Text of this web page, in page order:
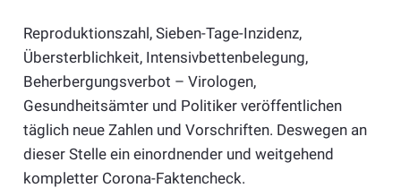
Reproduktionszahl, Sieben-Tage-Inzidenz,
Übersterblichkeit, Intensivbettenbelegung,
Beherbergungsverbot – Virologen,
Gesundheitsämter und Politiker veröffentlichen
täglich neue Zahlen und Vorschriften. Deswegen an
dieser Stelle ein einordnender und weitgehend
kompletter Corona-Faktencheck.